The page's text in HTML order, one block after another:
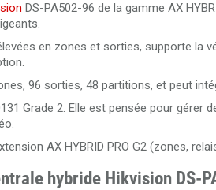
Module
centrale
Module
badges
DS-PA502-96 de la gamme AX
en zones et sorties, supporte la
96 sorties, 48 partitions, et peut
Grade 2. Elle est pensée pour gérer
AX HYBRID PRO G2 (zones,
hybride Hikvision DS-